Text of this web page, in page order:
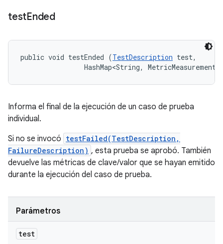
testEnded
public void testEnded (TestDescription test,
HashMap<String,
Informa el final de la ejecución de un caso de prueba
individual.
Si no se invocó testFailed(TestDescription,
FailureDescription) , esta prueba se aprobó. También
devuelve las métricas de clave/valor que se hayan emitido
durante la ejecución del caso de prueba.
Parámetros
test